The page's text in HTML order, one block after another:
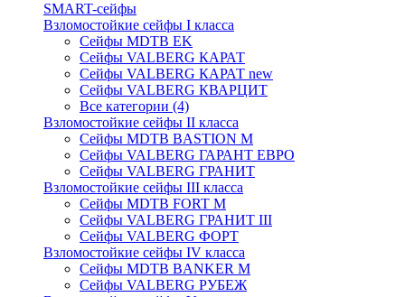
SMART-сейфы
Взломостойкие сейфы I класса
Сейфы MDTB EK
Сейфы VALBERG КАРАТ
Сейфы VALBERG КАРАТ new
Сейфы VALBERG КВАРЦИТ
Все категории (4)
Взломостойкие сейфы II класса
Сейфы MDTB BASTION M
Сейфы VALBERG ГАРАНТ ЕВРО
Сейфы VALBERG ГРАНИТ
Взломостойкие сейфы III класса
Сейфы MDTB FORT M
Сейфы VALBERG ГРАНИТ III
Сейфы VALBERG ФОРТ
Взломостойкие сейфы IV класса
Сейфы MDTB BANKER M
Сейфы VALBERG РУБЕЖ